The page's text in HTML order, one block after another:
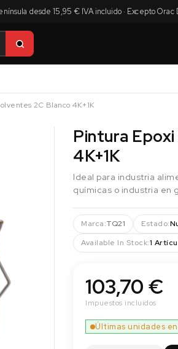
desde 15,95 € IVA incluido · Excepto Orac
2C Blanco 4K+1K
Pintura
4K+1K
Ideal para industria
químicas o industria en
Marca:TQ21 Estado:
Available In Stock:1
103,70 €
Impuestos incluidos
Últimas unidades